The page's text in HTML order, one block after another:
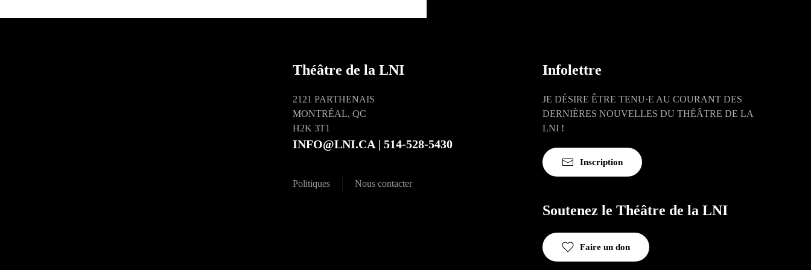
Théâtre de la LNI
2121 PARTHENAIS
MONTRÉAL, QC
H2K 3T1
INFO@LNI.CA | 514-528-5430
Politiques Nous contacter
Infolettre
JE DÉSIRE ÊTRE TENU·E AU COURANT DES
DERNIÈRES NOUVELLES DU THÉÂTRE DE LA
LNI !
Inscription
Soutenez le Théâtre de la LNI
Faire un don